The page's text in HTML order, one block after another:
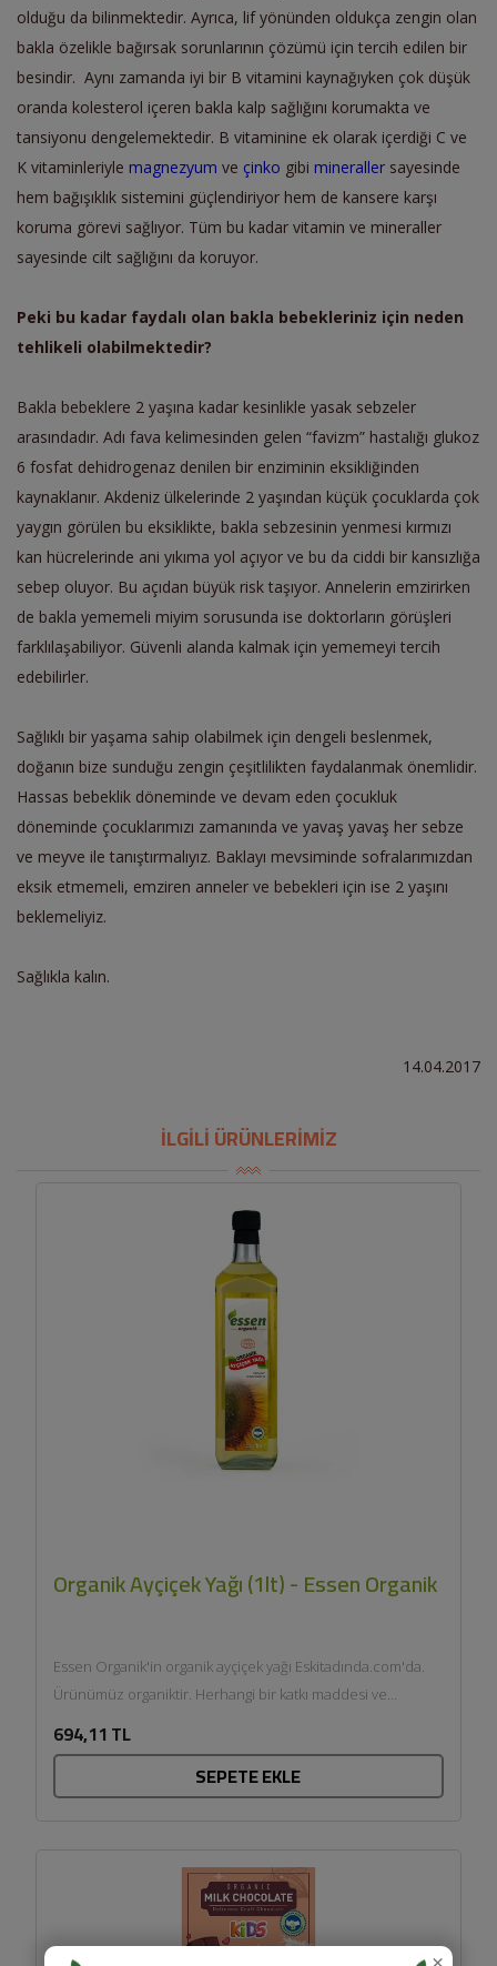
olduğu da bilinmektedir. Ayrıca, lif yönünden oldukça zengin olan
bakla özelikle bağırsak sorunlarının çözümü için tercih edilen bir
besindir. Aynı zamanda iyi bir B vitamini kaynağıyken çok düşük
oranda kolesterol içeren bakla kalp sağlığını korumakta ve
tansiyonu dengelemektedir. B vitaminine ek olarak içerdiği C ve
K vitaminleriyle magnezyum ve çinko gibi mineraller sayesinde
hem bağışıklık sistemini güçlendiriyor hem de kansere karşı
koruma görevi sağlıyor. Tüm bu kadar vitamin ve mineraller
sayesinde cilt sağlığını da koruyor.
Peki bu kadar faydalı olan bakla bebekleriniz için neden
tehlikeli olabilmektedir?
Bakla bebeklere 2 yaşına kadar kesinlikle yasak sebzeler
arasındadır. Adı fava kelimesinden gelen “favizm” hastalığı glukoz
6 fosfat dehidrogenaz denilen bir enziminin eksikliğinden
kaynaklanır. Akdeniz ülkelerinde 2 yaşından küçük çocuklarda çok
yaygın görülen bu eksiklikte, bakla sebzesinin yenmesi kırmızı
kan hücrelerinde ani yıkıma yol açıyor ve bu da ciddi bir kansızlığa
sebep oluyor. Bu açıdan büyük risk taşıyor. Annelerin emzirirken
de bakla yememeli miyim sorusunda ise doktorların görüşleri
farklılaşabiliyor. Güvenli alanda kalmak için yememeyi tercih
edebilirler.
Sağlıklı bir yaşama sahip olabilmek için dengeli beslenmek,
doğanın bize sunduğu zengin çeşitlilikten faydalanmak önemlidir.
Hassas bebeklik döneminde ve devam eden çocukluk
döneminde çocuklarımızı zamanında ve yavaş yavaş her sebze
ve meyve ile tanıştırmalıyız. Baklayı mevsiminde sofralarımızdan
eksik etmemeli, emziren anneler ve bebekleri için ise 2 yaşını
beklemeliyiz.
Sağlıkla kalın.
14.04.2017
İLGİLİ ÜRÜNLERİMİZ
Organik Ayçiçek Yağı (1lt) - Essen Organik
Essen Organik'in organik ayçiçek yağı Eskitadında.com'da.
Ürünümüz organiktir. Herhangi bir katkı maddesi ve
ECOCERT tarafından sertifikala......
694,11 TL
SEPETE EKLE